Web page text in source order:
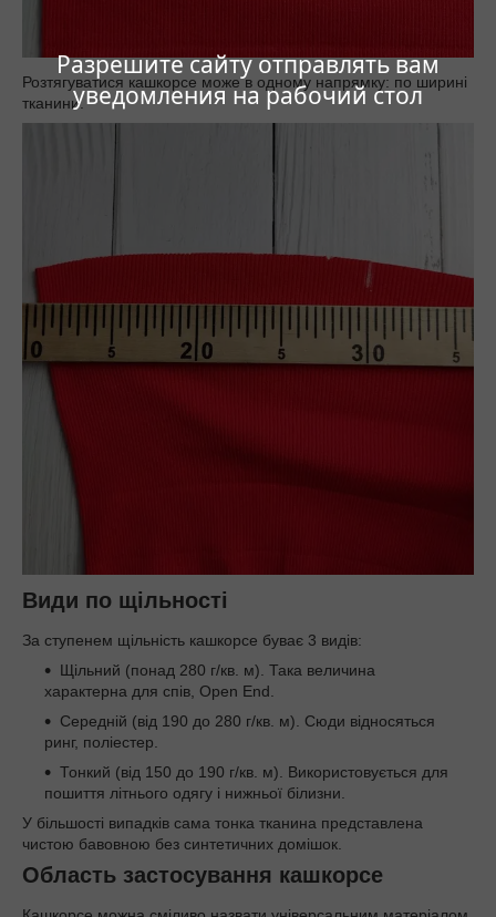
Разрешите сайту отправлять вам
уведомления на рабочий стол
Розтягуватися кашкорсе може в одному напрямку: по ширині
тканини.
Види по щільності
За ступенем щільність кашкорсе буває 3 видів:
Щільний (понад 280 г/кв. м). Така величина
характерна для спів, Open End.
Середній (від 190 до 280 г/кв. м). Сюди відносяться
ринг, поліестер.
Тонкий (від 150 до 190 г/кв. м). Використовується для
пошиття літнього одягу і нижньої білизни.
У більшості випадків сама тонка тканина представлена
чистою бавовною без синтетичних домішок.
Область застосування кашкорсе